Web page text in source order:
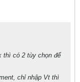
thì có 2 tùy chọn để
chỉ nhập Vt thì